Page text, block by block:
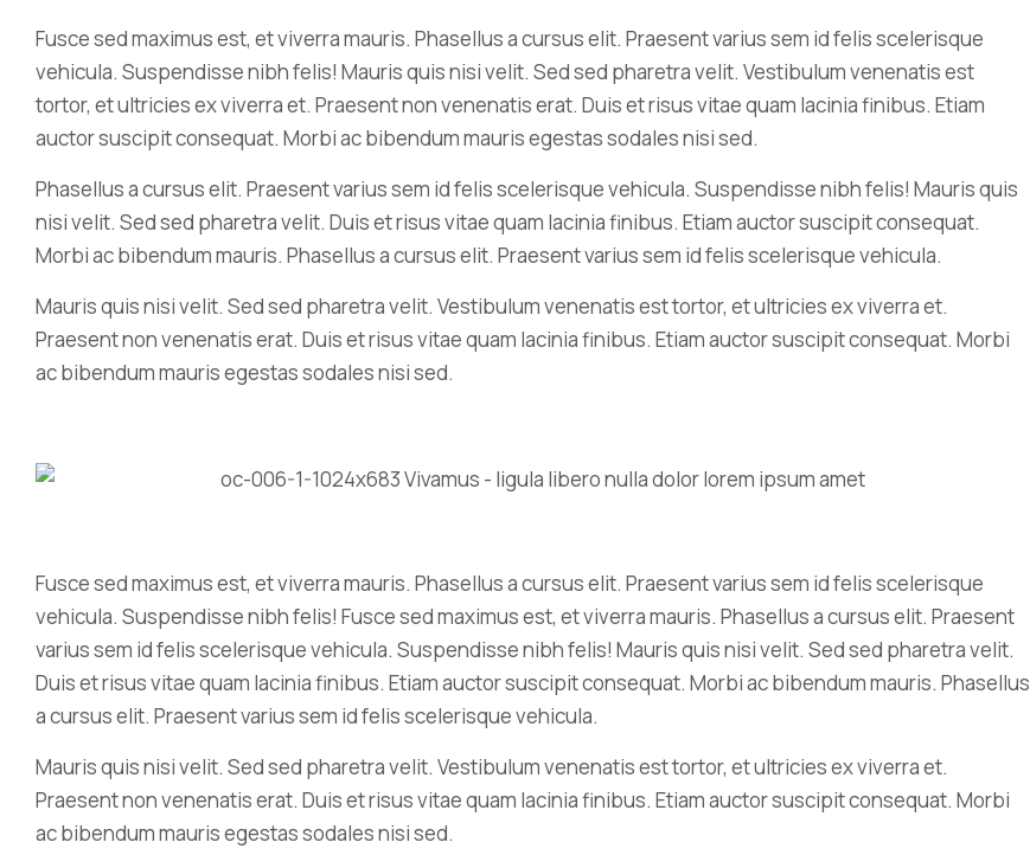
Fusce sed maximus est, et viverra mauris. Phasellus a cursus elit. Praesent varius sem id felis scelerisque
vehicula. Suspendisse nibh felis! Mauris quis nisi velit. Sed sed pharetra velit. Vestibulum venenatis est
tortor, et ultricies ex viverra et. Praesent non venenatis erat. Duis et risus vitae quam lacinia finibus. Etiam
auctor suscipit consequat. Morbi ac bibendum mauris egestas sodales nisi sed.
Phasellus a cursus elit. Praesent varius sem id felis scelerisque vehicula. Suspendisse nibh felis! Mauris quis
nisi velit. Sed sed pharetra velit. Duis et risus vitae quam lacinia finibus. Etiam auctor suscipit consequat.
Morbi ac bibendum mauris. Phasellus a cursus elit. Praesent varius sem id felis scelerisque vehicula.
Mauris quis nisi velit. Sed sed pharetra velit. Vestibulum venenatis est tortor, et ultricies ex viverra et.
Praesent non venenatis erat. Duis et risus vitae quam lacinia finibus. Etiam auctor suscipit consequat. Morbi
ac bibendum mauris egestas sodales nisi sed.
Fusce sed maximus est, et viverra mauris. Phasellus a cursus elit. Praesent varius sem id felis scelerisque
vehicula. Suspendisse nibh felis! Fusce sed maximus est, et viverra mauris. Phasellus a cursus elit. Praesent
varius sem id felis scelerisque vehicula. Suspendisse nibh felis! Mauris quis nisi velit. Sed sed pharetra velit.
Duis et risus vitae quam lacinia finibus. Etiam auctor suscipit consequat. Morbi ac bibendum mauris. Phasellus
a cursus elit. Praesent varius sem id felis scelerisque vehicula.
Mauris quis nisi velit. Sed sed pharetra velit. Vestibulum venenatis est tortor, et ultricies ex viverra et.
Praesent non venenatis erat. Duis et risus vitae quam lacinia finibus. Etiam auctor suscipit consequat. Morbi
ac bibendum mauris egestas sodales nisi sed.